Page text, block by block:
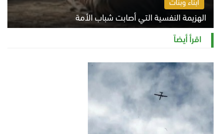
الهزيمة النفسية التي أصابت شباب الأمة
الخميس 6 أغسطس 2026 11:12 ص
اقرأ أيضاً